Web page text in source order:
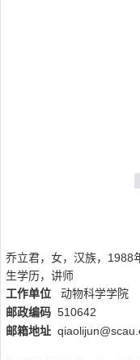
乔立君，女，汉族， 1988
生学历，讲师
工作单位 动物科学学院
邮政编码 510642
邮箱地址